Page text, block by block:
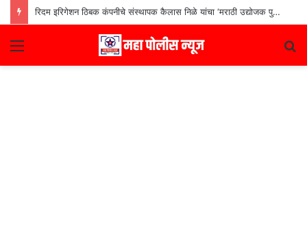
रिदम इरिगेशन ठिबक कंपनीचे संस्थापक कैलास निळे यांचा ‘मराठी उद्योजक पुरस्कार
Menu